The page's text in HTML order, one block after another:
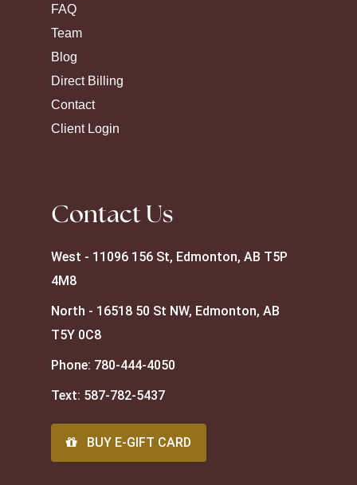
FAQ
Team
Blog
Direct Billing
Contact
Client Login
Contact Us
West - 11096 156 St, Edmonton, AB T5P
4M8
North - 16518 50 St NW, Edmonton, AB
T5Y 0C8
Phone: 780-444-4050
Text: 587-782-5437
BUY E-GIFT CARD